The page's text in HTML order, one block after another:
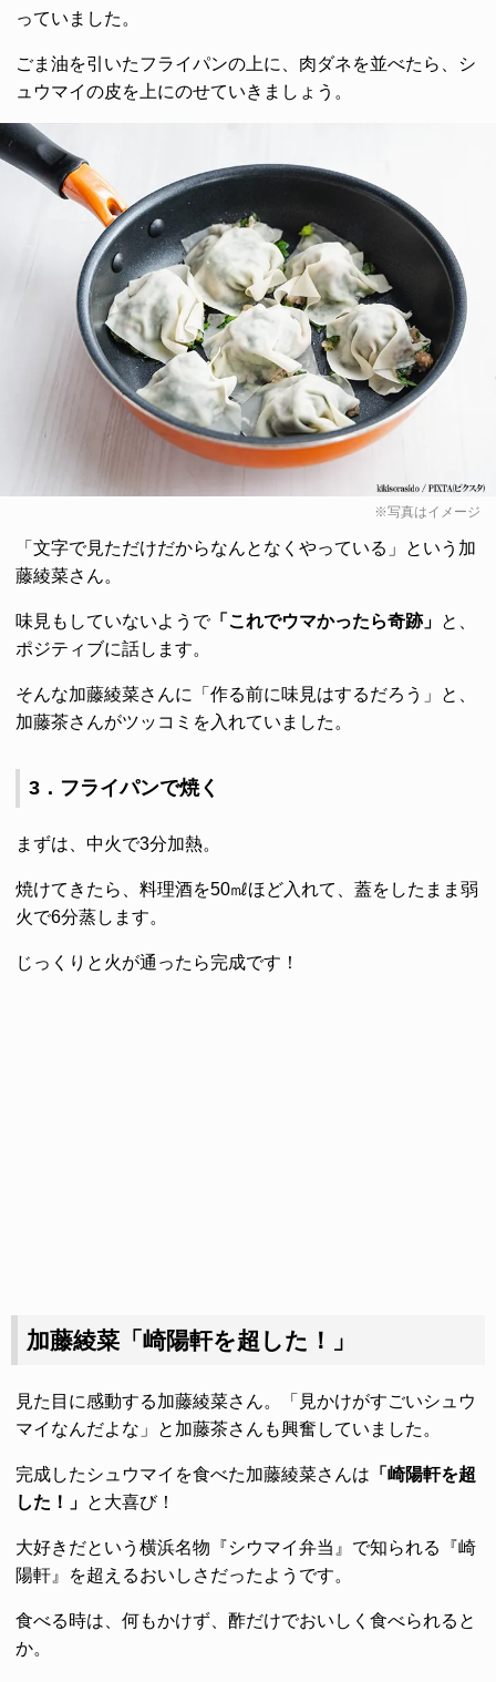
っていました。
ごま油を引いたフライパンの上に、肉ダネを並べたら、シ
ュウマイの皮を上にのせていきましょう。
※写真はイメージ
「文字で見ただけだからなんとなくやっている」という加
藤綾菜さん。
味見もしていないようで「これでウマかったら奇跡」 と、
ポジティブに話します。
そんな加藤綾菜さんに「作る前に味見はするだろう」と、
加藤茶さんがツッコミを入れていました。
3．フライパンで焼く
まずは、中火で3分加熱。
焼けてきたら、料理酒を50㎖ほど入れて、蓋をしたまま弱
火で6分蒸します。
じっくりと火が通ったら完成です！
加藤綾菜「崎陽軒を超した！」
見た目に感動する加藤綾菜さん。「見かけがすごいシュウ
マイなんだよな」と加藤茶さんも興奮していました。
完成したシュウマイを食べた加藤綾菜さんは 「崎陽軒を超
した！」 と大喜び！
大好きだという横浜名物『シウマイ弁当』で知られる『崎
陽軒』を超えるおいしさだったようです。
食べる時は、何もかけず、酢だけでおいしく食べられると
か。